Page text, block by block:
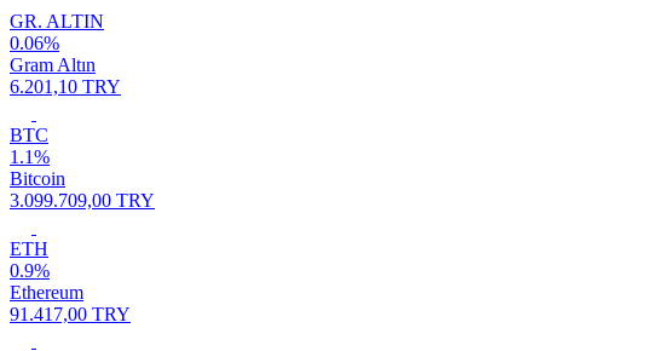
GR. ALTIN
0.06%
Gram Altın
6.201,10 TRY
BTC
1.1%
Bitcoin
3.099.709,00 TRY
ETH
0.9%
Ethereum
91.417,00 TRY